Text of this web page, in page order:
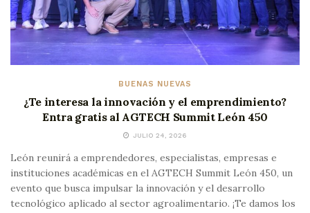
BUENAS NUEVAS
¿Te interesa la innovación y el emprendimiento?
Entra gratis al AGTECH Summit León 450
JULIO 24, 2026
León reunirá a emprendedores, especialistas, empresas e
instituciones académicas en el AGTECH Summit León 450, un
evento que busca impulsar la innovación y el desarrollo
tecnológico aplicado al sector agroalimentario. ¡Te damos los